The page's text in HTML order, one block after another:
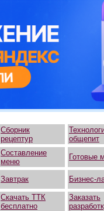
Сборник
рецептур
общепит
Составление
меню
Готовые
Завтрак Бизнес-
Скачать ТТК
бесплатно
Заказать